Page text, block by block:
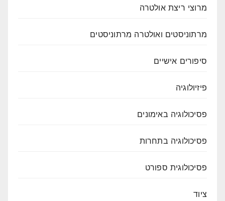
מרוצי ריצת אולטרה
מרתוניסטים ואולטרה מרתוניסטים
סיפורים אישיים
פיזיולוגיה
פסיכולוגיה באימונים
פסיכולוגיה בתחרות
פסיכולוגית ספורט
ציוד